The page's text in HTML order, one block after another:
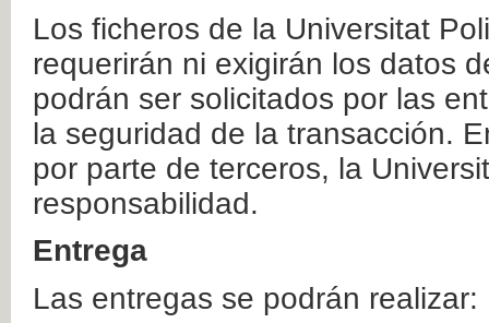
Los ficheros de la Universitat
requerirán ni exigirán los datos
podrán ser solicitados por las
la seguridad de la transacción.
por parte de terceros, la
responsabilidad.
Entrega
Las entregas se podrán realizar: